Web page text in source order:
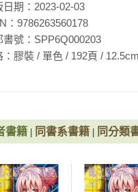
日期：2023-02-03
：9786263560178
書號：SPP6Q000203
：膠裝 / 單色 / 192頁 /
書籍 同書系書籍 同分類